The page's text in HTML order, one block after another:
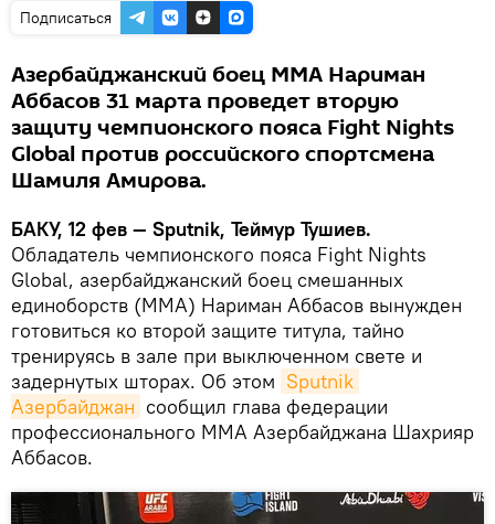
Подписаться
Азербайджанский боец ММА Нариман
Аббасов 31 марта проведет вторую
защиту чемпионского пояса Fight Nights
Global против российского спортсмена
Шамиля Амирова.
БАКУ, 12 фев — Sputnik, Теймур Тушиев.
Обладатель чемпионского пояса Fight Nights
Global, азербайджанский боец смешанных
единоборств (ММА) Нариман Аббасов вынужден
готовиться ко второй защите титула, тайно
тренируясь в зале при выключенном свете и
задернутых шторах. Об этом Sputnik
Азербайджан сообщил глава федерации
профессионального ММА Азербайджана Шахрияр
Аббасов.